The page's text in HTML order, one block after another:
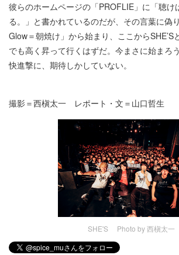
彼らのホームページの「PROFLIE」に「聴け
る。」と書かれているのだが、その言葉に偽
Glow＝朝焼け」から始まり、ここからSHE’S
でも高く昇って行くはずだ。今まさに始まろ
快進撃に、期待しかしていない。
撮影＝西槇太一​ レポート・文＝山口哲生
SHE'S Photo by 西槇太一